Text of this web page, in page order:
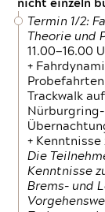
nicht einzeln
Termin 1/2:
Theorie und
11.00—16.00
+
Trackwalk
Nürburgring-
+ Kenntnisse
Die
Kenntnisse
Brems- und